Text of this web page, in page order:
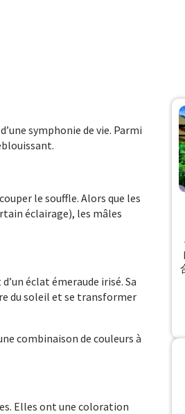
symphonie de vie. Parmi
le souffle. Alors que les
éclairage), les mâles
éclat émeraude irisé. Sa
du soleil et se transformer
combinaison de couleurs à
Elles ont une coloration